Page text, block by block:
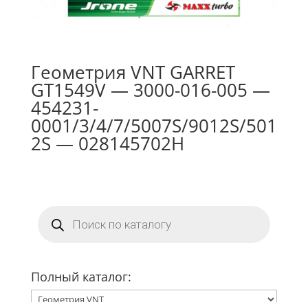
Геометрия VNT GARRET
GT1549V — 3000-016-005 —
454231-
0001/3/4/7/5007S/9012S/501
2S — 028145702H
товаров
Полный каталог: